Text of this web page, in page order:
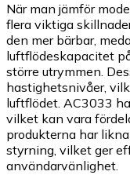
När man jämför
flera viktiga
den mer bärbar,
luftflödeskapacitet
större utrymmen.
hastighetsnivåer,
luftflödet. AC3033
vilket kan vara
produkterna har
styrning, vilket ger
användarvänlighet.